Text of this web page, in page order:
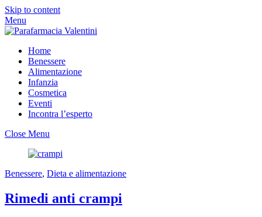
Skip to content
Menu
Home
Benessere
Alimentazione
Infanzia
Cosmetica
Eventi
Incontra l’esperto
Close Menu
Benessere, Dieta e alimentazione
Rimedi anti crampi